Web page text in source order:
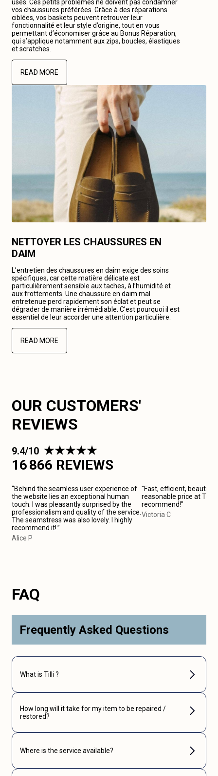
usés. Ces petits problèmes ne doivent pas condamner
vos chaussures préférées. Grâce à des réparations
ciblées, vos baskets peuvent retrouver leur
fonctionnalité et leur style d’origine, tout en vous
permettant d’économiser grâce au Bonus Réparation,
qui s’applique notamment aux zips, boucles, élastiques
et scratches.
READ MORE
NETTOYER LES CHAUSSURES EN
DAIM
L’entretien des chaussures en daim exige des soins
spécifiques, car cette matière délicate est
particulièrement sensible aux taches, à l’humidité et
aux frottements. Une chaussure en daim mal
entretenue perd rapidement son éclat et peut se
dégrader de manière irrémédiable. C’est pourquoi il est
essentiel de leur accorder une attention particulière.
READ MORE
OUR CUSTOMERS'
REVIEWS
9.4/10
16 866 REVIEWS
“Behind the seamless user experience of
the website lies an exceptional human
touch. I was pleasantly surprised by the
professionalism and quality of the service.
The seamstress was also lovely. I highly
recommend it!.”
Alice P
"Fast, efficient, beautiful
reasonable price at
recommend!"
Victoria C
FAQ
Frequently Asked Questions
What is Tilli ?
How long will it take for my item to be repaired /
restored?
Where is the service available?